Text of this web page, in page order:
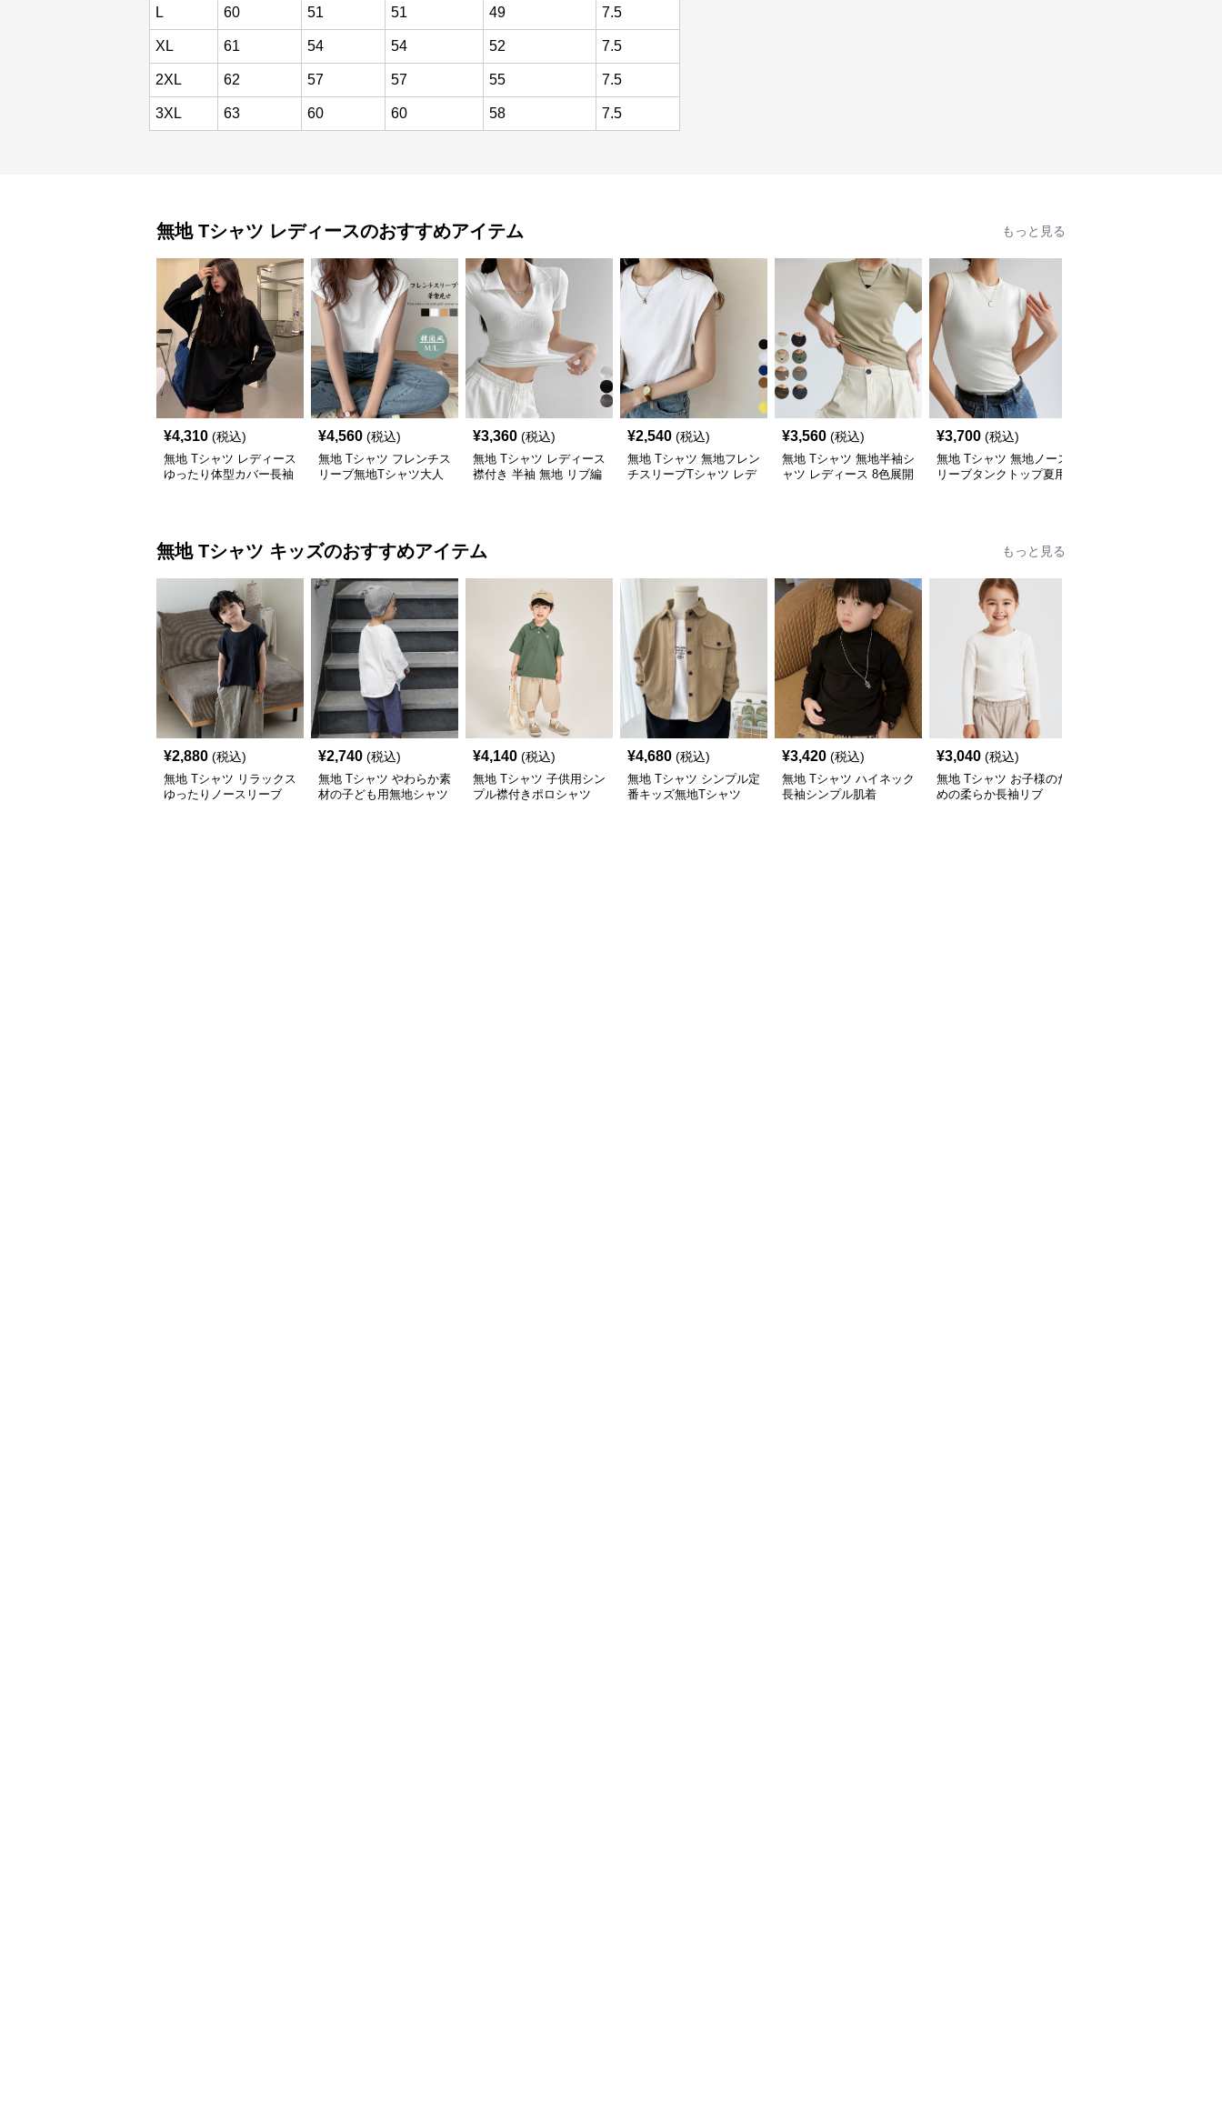
L 60 51 51 49 7.5
XL 61 54 54 52 7.5
2XL 62 57 57 55 7.5
3XL 63 60 60 58 7.5
無地 Tシャツ レディースのおすすめアイテム もっと見る
¥4,310 (税込)
無地 Tシャツ レディース
ゆったり体型カバー長袖
¥4,560 (税込)
無地 Tシャツ フレンチス
リーブ無地Tシャツ大人
¥3,360 (税込)
無地 Tシャツ レディース
襟付き 半袖 無地 リブ編
¥2,540 (税込)
無地 Tシャツ 無地フレン
チスリーブTシャツ レデ
¥3,560 (税込)
無地 Tシャツ 無地半袖シ
ャツ レディース 8色展開
¥3,700 (税込)
無地 Tシャツ 無地ノース
リーブタンクトップ夏用
無地 Tシャツ キッズのおすすめアイテム もっと見る
¥2,880 (税込)
無地 Tシャツ リラックス
ゆったりノースリーブ
¥2,740 (税込)
無地 Tシャツ やわらか素
材の子ども用無地シャツ
¥4,140 (税込)
無地 Tシャツ 子供用シン
プル襟付きポロシャツ
¥4,680 (税込)
無地 Tシャツ シンプル定
番キッズ無地Tシャツ
¥3,420 (税込)
無地 Tシャツ ハイネック
長袖シンプル肌着
¥3,040 (税込)
無地 Tシャツ お子様のた
めの柔らか長袖リブ